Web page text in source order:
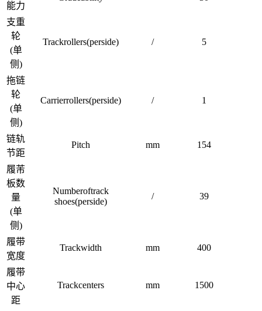
能力
支重
轮
(单
侧)
Trackrollers(perside) / 5
拖链
轮
(单
侧)
Carrierrollers(perside) / 1
链轨
节距
Pitch mm 154
履芾
板数
量
(单
侧)
Numberoftrack
shoes(perside)
/ 39
履带
宽度
Trackwidth mm 400
履带
中心
距
Trackcenters mm 1500